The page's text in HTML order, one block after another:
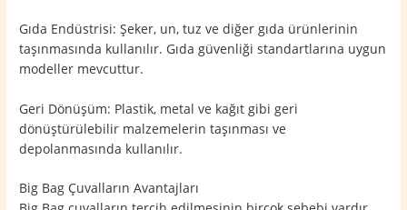
Gıda Endüstrisi: Şeker, un, tuz ve diğer gıda ürünlerinin
taşınmasında kullanılır. Gıda güvenliği standartlarına uygun
modeller mevcuttur.
Geri Dönüşüm: Plastik, metal ve kağıt gibi geri
dönüştürülebilir malzemelerin taşınması ve
depolanmasında kullanılır.
Big Bag Çuvalların Avantajları